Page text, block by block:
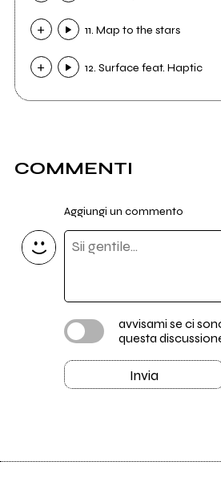
11. Map to the stars
12. Surface feat. Haptic
COMMENTI
Aggiungi un commento
avvisami se ci
questa
Invia